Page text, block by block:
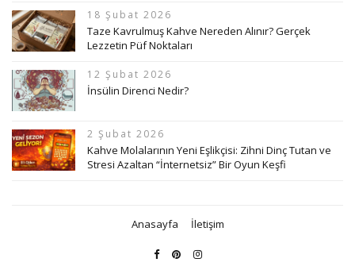
18 Şubat 2026
Taze Kavrulmuş Kahve Nereden Alınır? Gerçek
Lezzetin Püf Noktaları
12 Şubat 2026
İnsülin Direnci Nedir?
2 Şubat 2026
Kahve Molalarının Yeni Eşlikçisi: Zihni Dinç Tutan ve
Stresi Azaltan “İnternetsiz” Bir Oyun Keşfi
Anasayfa İletişim